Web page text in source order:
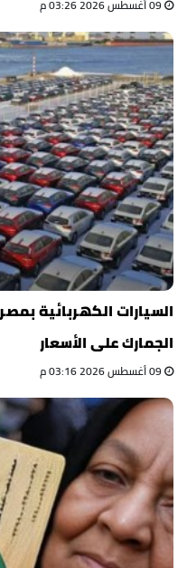
السيارات الكهربائية
الجمارك على الأسعار